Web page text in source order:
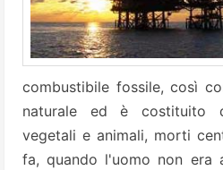
combustibile fossile, così
naturale ed è costituito
vegetali e animali, morti
fa, quando l'uomo non era